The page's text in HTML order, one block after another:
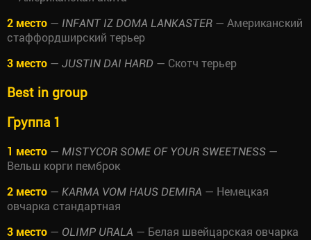
2 место — INFANT IZ DOMA LANKASTER — Американский
стаффордширский терьер
3 место — JUSTIN DAI HARD — Скотч терьер
Best in group
Группа 1
1 место — MISTYCOR SOME OF YOUR SWEETNESS —
Вельш корги пемброк
2 место — KARMA VOM HAUS DEMIRA — Немецкая
овчарка стандартная
3 место — OLIMP URALA — Белая швейцарская овчарка